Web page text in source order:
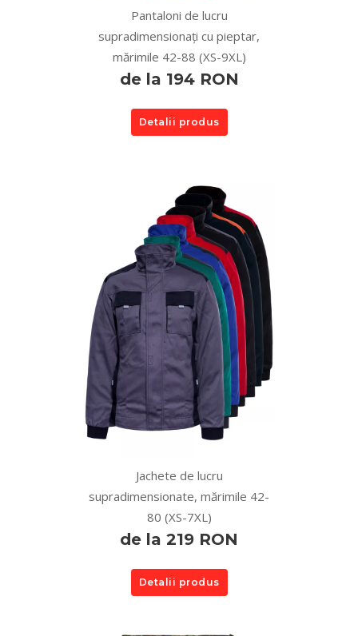
Pantaloni de lucru
supradimensionați cu pieptar,
mărimile 42-88 (XS-9XL)
de la 194 RON
Detalii produs
Jachete de lucru
supradimensionate, mărimile 42-
80 (XS-7XL)
de la 219 RON
Detalii produs